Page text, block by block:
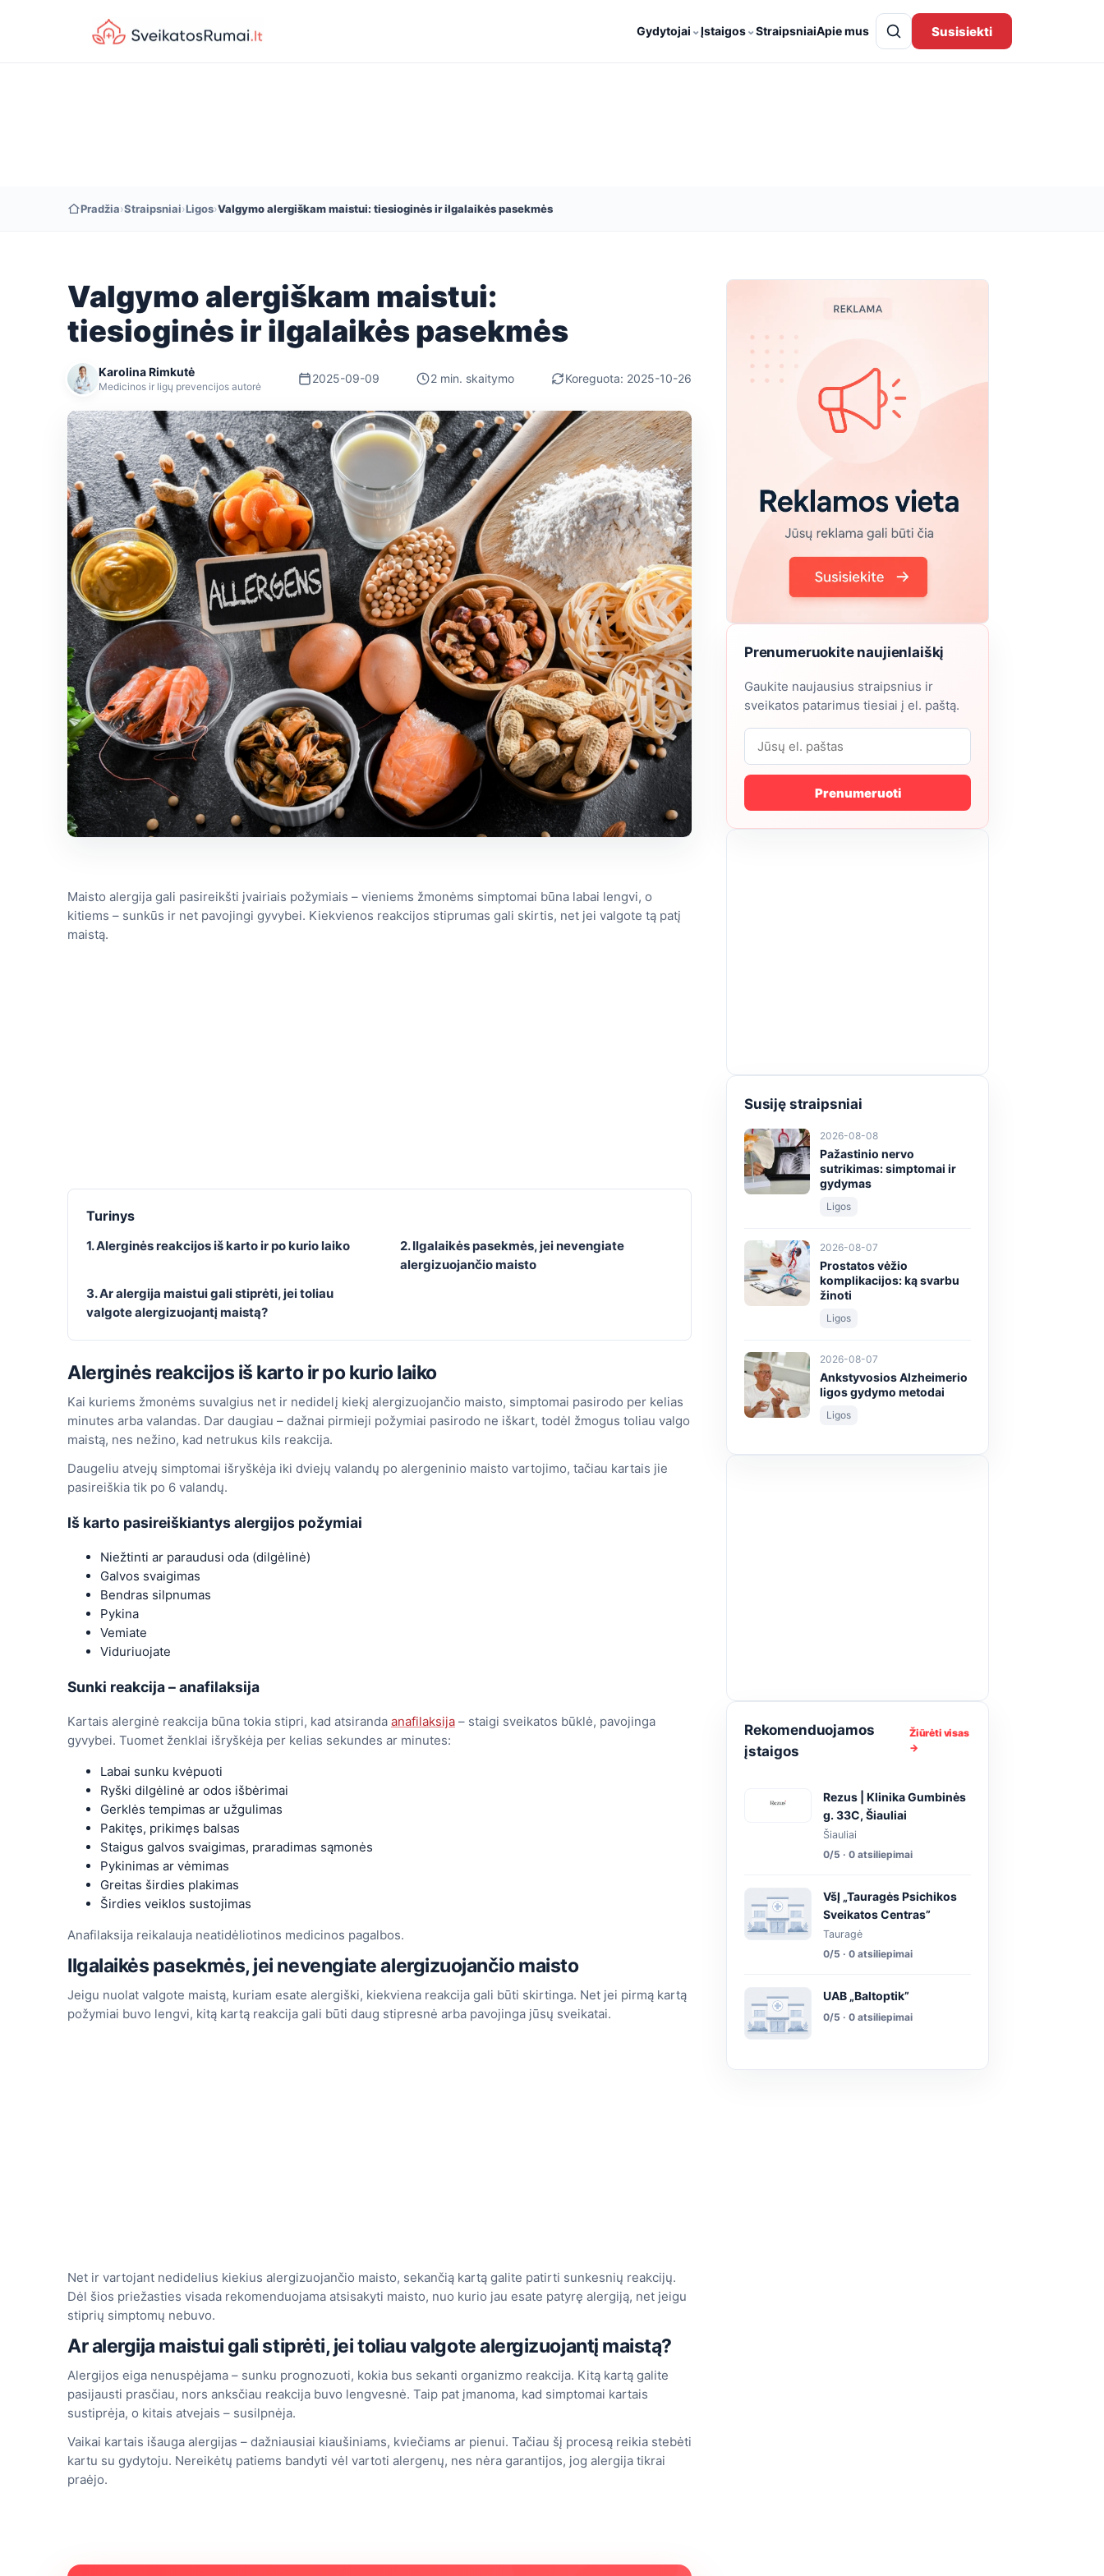
Gydytojai ⌄Įstaigos⌄StraipsniaiApie mus Susisiekti
Pradžia›Straipsniai›Ligos›Valgymo alergiškam maistui: tiesioginės ir ilgalaikės pasekmės
Valgymo alergiškam maistui:
tiesioginės ir ilgalaikės pasekmės
Karolina Rimkutė
Medicinos ir ligų prevencijos autorė
2025-09-09 2 min. skaitymo Koreguota: 2025-10-26
Maisto alergija gali pasireikšti įvairiais požymiais – vieniems žmonėms simptomai būna labai lengvi, o
kitiems – sunkūs ir net pavojingi gyvybei. Kiekvienos reakcijos stiprumas gali skirtis, net jei valgote tą patį
maistą.
Turinys
1. Alerginės reakcijos iš karto ir po kurio laiko
2. Ilgalaikės pasekmės, jei nevengiate
alergizuojančio maisto
3. Ar alergija maistui gali stiprėti, jei toliau
valgote alergizuojantį maistą?
Alerginės reakcijos iš karto ir po kurio laiko
Kai kuriems žmonėms suvalgius net ir nedidelį kiekį alergizuojančio maisto, simptomai pasirodo per kelias
minutes arba valandas. Dar daugiau – dažnai pirmieji požymiai pasirodo ne iškart, todėl žmogus toliau valgo
maistą, nes nežino, kad netrukus kils reakcija.
Daugeliu atvejų simptomai išryškėja iki dviejų valandų po alergeninio maisto vartojimo, tačiau kartais jie
pasireiškia tik po 6 valandų.
Iš karto pasireiškiantys alergijos požymiai
Niežtinti ar paraudusi oda (dilgėlinė)
Galvos svaigimas
Bendras silpnumas
Pykina
Vemiate
Viduriuojate
Sunki reakcija – anafilaksija
Kartais alerginė reakcija būna tokia stipri, kad atsiranda anafilaksija – staigi sveikatos būklė, pavojinga
gyvybei. Tuomet ženklai išryškėja per kelias sekundes ar minutes:
Labai sunku kvėpuoti
Ryški dilgėlinė ar odos išbėrimai
Gerklės tempimas ar užgulimas
Pakitęs, prikimęs balsas
Staigus galvos svaigimas, praradimas sąmonės
Pykinimas ar vėmimas
Greitas širdies plakimas
Širdies veiklos sustojimas
Anafilaksija reikalauja neatidėliotinos medicinos pagalbos.
Ilgalaikės pasekmės, jei nevengiate alergizuojančio maisto
Jeigu nuolat valgote maistą, kuriam esate alergiški, kiekviena reakcija gali būti skirtinga. Net jei pirmą kartą
požymiai buvo lengvi, kitą kartą reakcija gali būti daug stipresnė arba pavojinga jūsų sveikatai.
Net ir vartojant nedidelius kiekius alergizuojančio maisto, sekančią kartą galite patirti sunkesnių reakcijų.
Dėl šios priežasties visada rekomenduojama atsisakyti maisto, nuo kurio jau esate patyrę alergiją, net jeigu
stiprių simptomų nebuvo.
Ar alergija maistui gali stiprėti, jei toliau valgote alergizuojantį maistą?
Alergijos eiga nenuspėjama – sunku prognozuoti, kokia bus sekanti organizmo reakcija. Kitą kartą galite
pasijausti prasčiau, nors anksčiau reakcija buvo lengvesnė. Taip pat įmanoma, kad simptomai kartais
sustiprėja, o kitais atvejais – susilpnėja.
Vaikai kartais išauga alergijas – dažniausiai kiaušiniams, kviečiams ar pienui. Tačiau šį procesą reikia stebėti
kartu su gydytoju. Nereikėtų patiems bandyti vėl vartoti alergenų, nes nėra garantijos, jog alergija tikrai
praėjo.
Prenumeruokite naujienlaiškį
Gaukite naujausius straipsnius ir
sveikatos patarimus tiesiai į el. paštą.
Prenumeruoti
Susiję straipsniai
2026-08-08
Pažastinio nervo
sutrikimas: simptomai ir
gydymas
Ligos
2026-08-07
Prostatos vėžio
komplikacijos: ką svarbu
žinoti
Ligos
2026-08-07
Ankstyvosios Alzheimerio
ligos gydymo metodai
Ligos
Rekomenduojamos
įstaigos
Žiūrėti visas
→
Rezus | Klinika Gumbinės
g. 33C, Šiauliai
Šiauliai
0/5 · 0 atsiliepimai
VšĮ „Tauragės Psichikos
Sveikatos Centras”
Tauragė
0/5 · 0 atsiliepimai
UAB „Baltoptik”
0/5 · 0 atsiliepimai